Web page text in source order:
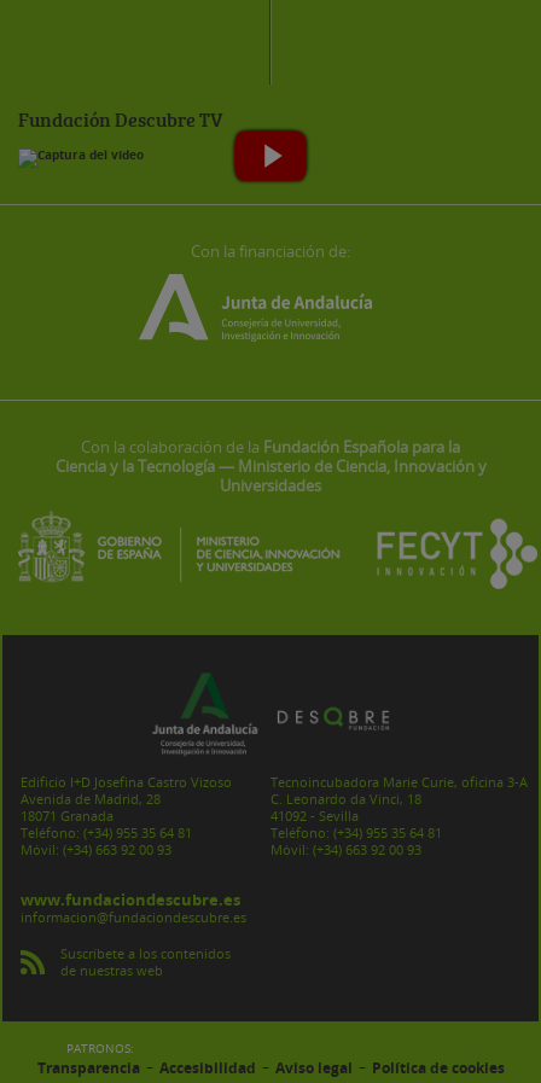
Fundación Descubre TV
Con la financiación de:
Con la colaboración de la Fundación Española para la
Ciencia y la Tecnología — Ministerio de Ciencia, Innovación y
Universidades
Edificio I+D Josefina Castro Vizoso
Avenida de Madrid, 28
18071 Granada
Teléfono: (+34) 955 35 64 81
Móvil: (+34) 663 92 00 93
Tecnoincubadora Marie Curie, oficina 3-A
C. Leonardo da Vinci, 18
41092 - Sevilla
Teléfono: (+34) 955 35 64 81
Móvil: (+34) 663 92 00 93
www.fundaciondescubre.es
informacion@fundaciondescubre.es
Suscríbete a los contenidos
de nuestras web
PATRONOS:
Transparencia - Accesibilidad - Aviso legal - Política de cookies